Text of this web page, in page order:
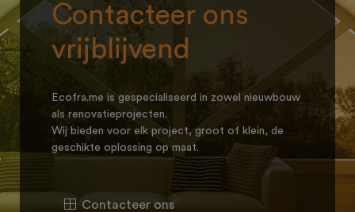
Contacteer ons
vrijblijvend
Ecofra.me is gespecialiseerd in zowel nieuwbouw
als renovatieprojecten.
Wij bieden voor elk project, groot of klein, de
geschikte oplossing op maat.
Contacteer ons